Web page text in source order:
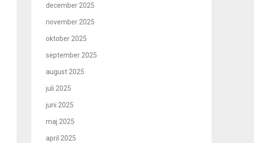
december 2025
november 2025
oktober 2025
september 2025
august 2025
juli 2025
juni 2025
maj 2025
april 2025